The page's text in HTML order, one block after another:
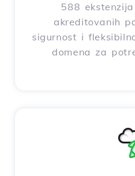
588
akreditovanih
sigurnost i
domena za